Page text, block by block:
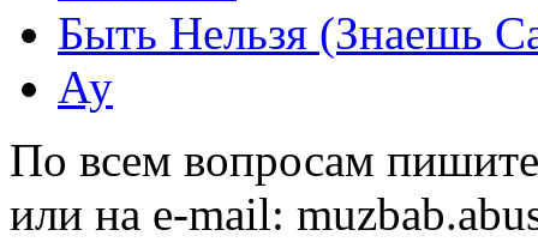
Быть Нельзя (Знаешь
Ау
По всем вопросам
или на e-mail: